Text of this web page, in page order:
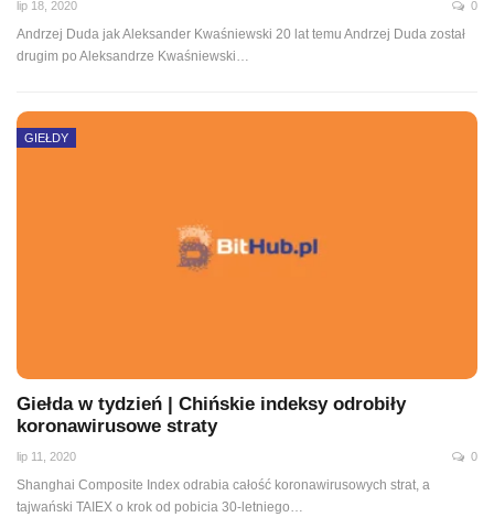
lip 18, 2020 0
Andrzej Duda jak Aleksander Kwaśniewski 20 lat temu Andrzej Duda został
drugim po Aleksandrze Kwaśniewski…
GIEŁDY
Giełda w tydzień | Chińskie indeksy odrobiły
koronawirusowe straty
lip 11, 2020 0
Shanghai Composite Index odrabia całość koronawirusowych strat, a
tajwański TAIEX o krok od pobicia 30-letniego